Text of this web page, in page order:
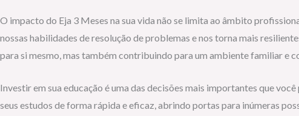
O impacto do Eja 3 Meses na sua vida não se limita ao âmbito
nossas habilidades de resolução de problemas e nos torna mais
para si mesmo, mas também contribuindo para um ambiente familiar e
Investir em sua educação é uma das decisões mais importantes que
seus estudos de forma rápida e eficaz, abrindo portas para inúmeras